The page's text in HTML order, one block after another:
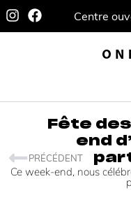
Centre
Fête
end
Ce week-end, nous
PRÉCÉDENT